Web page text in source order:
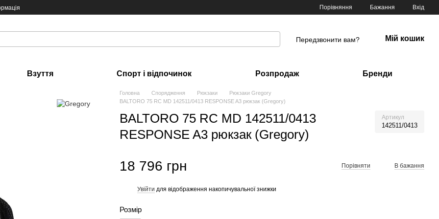
Порівняння Бажання Вхід
Передзвонити вам? Мій кошик
Взуття Спорт і відпочинок Розпродаж Бренди
Головна Спорядження Рюкзаки
Рюкзаки Gregory
BALTORO 75 RC MD 142511/0413 RESPONSE A3 рюкзак (Gregory)
BALTORO 75 RC MD 142511/0413
RESPONSE A3 рюкзак (Gregory)
Артикул
142511/0413
18 796 грн Порівняти В бажання
Увійти для відображення накопичувальної знижки
Розмір